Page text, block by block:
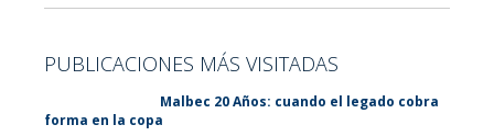
PUBLICACIONES MÁS VISITADAS
Malbec 20 Años: cuando el legado cobra
forma en la copa